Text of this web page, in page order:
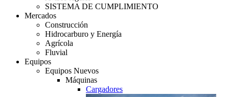
SISTEMA DE CUMPLIMIENTO
Mercados
Construcción
Hidrocarburo y Energía
Agrícola
Fluvial
Equipos
Equipos Nuevos
Máquinas
Cargadores